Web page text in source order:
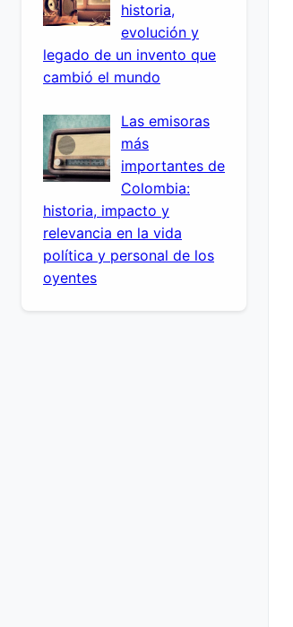
historia,
evolución y
legado de un invento que
cambió el mundo
Las emisoras
más
importantes de
Colombia:
historia, impacto y
relevancia en la vida
política y personal de los
oyentes